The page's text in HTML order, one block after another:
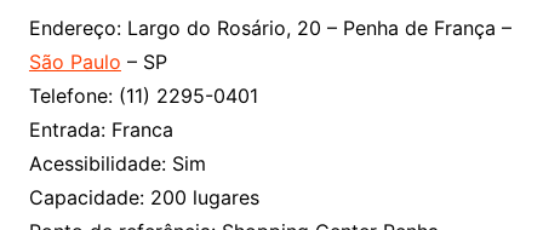
Endereço: Largo do Rosário, 20 – Penha de França –
São Paulo – SP
Telefone: (11) 2295-0401
Entrada: Franca
Acessibilidade: Sim
Capacidade: 200 lugares